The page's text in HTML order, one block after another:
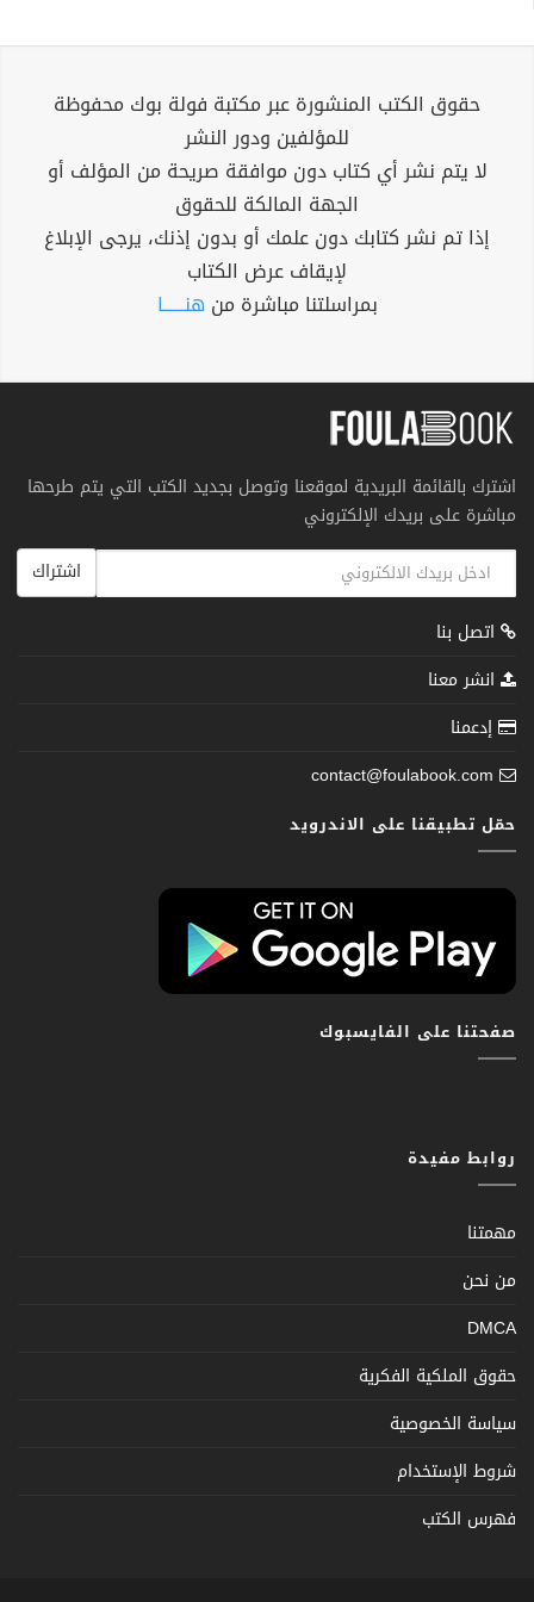
حقوق الكتب المنشورة عبر مكتبة فولة بوك محفوظة
للمؤلفين ودور النشر
لا يتم نشر أي كتاب دون موافقة صريحة من المؤلف أو
الجهة المالكة للحقوق
إذا تم نشر كتابك دون علمك أو بدون إذنك، يرجى الإبلاغ
لإيقاف عرض الكتاب
بمراسلتنا مباشرة من هنــــــا
اشترك بالقائمة البريدية لموقعنا وتوصل بجديد الكتب التي يتم طرحها
مباشرة على بريدك الإلكتروني
اشتراك
اتصل بنا
انشر معنا
إدعمنا
contact@foulabook.com
حمّل تطبيقنا على الاندرويد
صفحتنا على الفايسبوك
روابط مفيدة
مهمتنا
من نحن
DMCA
حقوق الملكية الفكرية
سياسة الخصوصية
شروط الإستخدام
فهرس الكتب